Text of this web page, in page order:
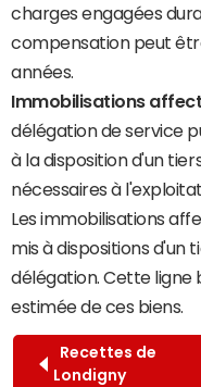
charges engagées
compensation peut
années.
Immobilisations
délégation de service
à la disposition d'un
nécessaires à
Les immobilisations
mis à dispositions d'un
délégation. Cette ligne
estimée de ces biens.
Recettes de
Londigny